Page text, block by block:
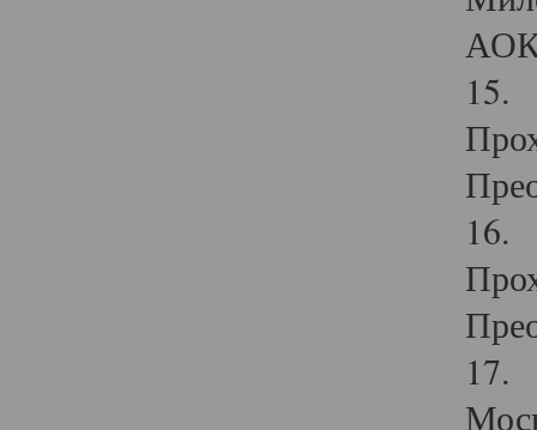
15.
16.
17.